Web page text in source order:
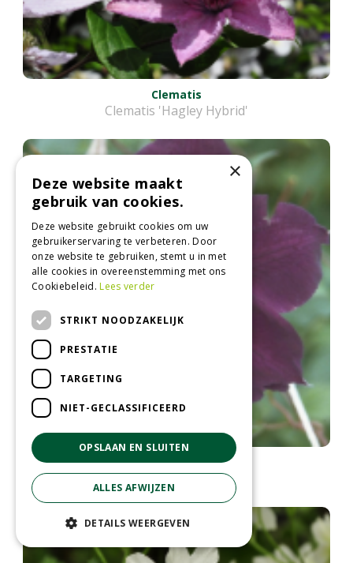
Clematis
Clematis 'Hagley Hybrid'
Clematis
Clematis 'Gipsy Queen'
×
Deze website maakt
gebruik van cookies.
Deze website gebruikt cookies om uw
gebruikerservaring te verbeteren. Door
onze website te gebruiken, stemt u in met
alle cookies in overeenstemming met ons
Cookiebeleid.Lees verder
STRIKT NOODZAKELIJK
PRESTATIE
TARGETING
NIET-GECLASSIFICEERD
OPSLAAN EN SLUITEN
ALLES AFWIJZEN
DETAILS WEERGEVEN